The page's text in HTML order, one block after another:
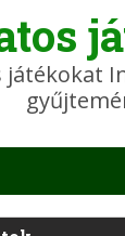
játékokat